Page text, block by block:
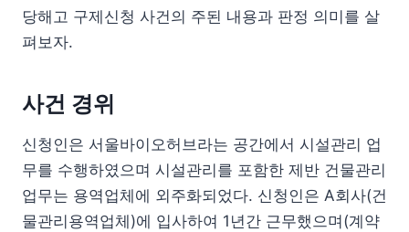
당해고 구제신청 사건의 주된 내용과 판정 의미를 살
펴보자.
사건 경위
신청인은 서울바이오허브라는 공간에서 시설관리 업
무를 수행하였으며 시설관리를 포함한 제반 건물관리
업무는 용역업체에 외주화되었다. 신청인은 A회사(건
물관리용역업체)에 입사하여 1년간 근무했으며(계약